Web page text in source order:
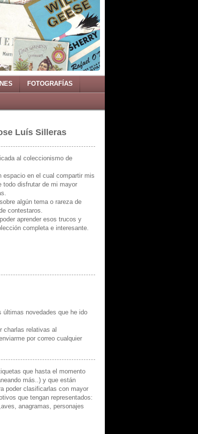
FOTOGRAFÍAS
Luís Silleras
al coleccionismo de
espacio en el cual compartir mis
todo disfrutar de mi mayor
algún tema o rareza de
contestaros.
aprender esos trucos y
completa e interesante.
últimas novedades que he ido
charlas relativas al
por correo cualquier
que hasta el momento
más..) y que están
poder clasificarlas con mayor
que tengan representados:
anagramas, personajes